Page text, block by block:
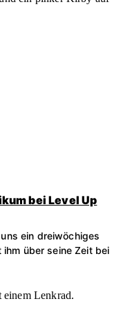
bei Level Up
ein dreiwöchiges
über seine Zeit bei